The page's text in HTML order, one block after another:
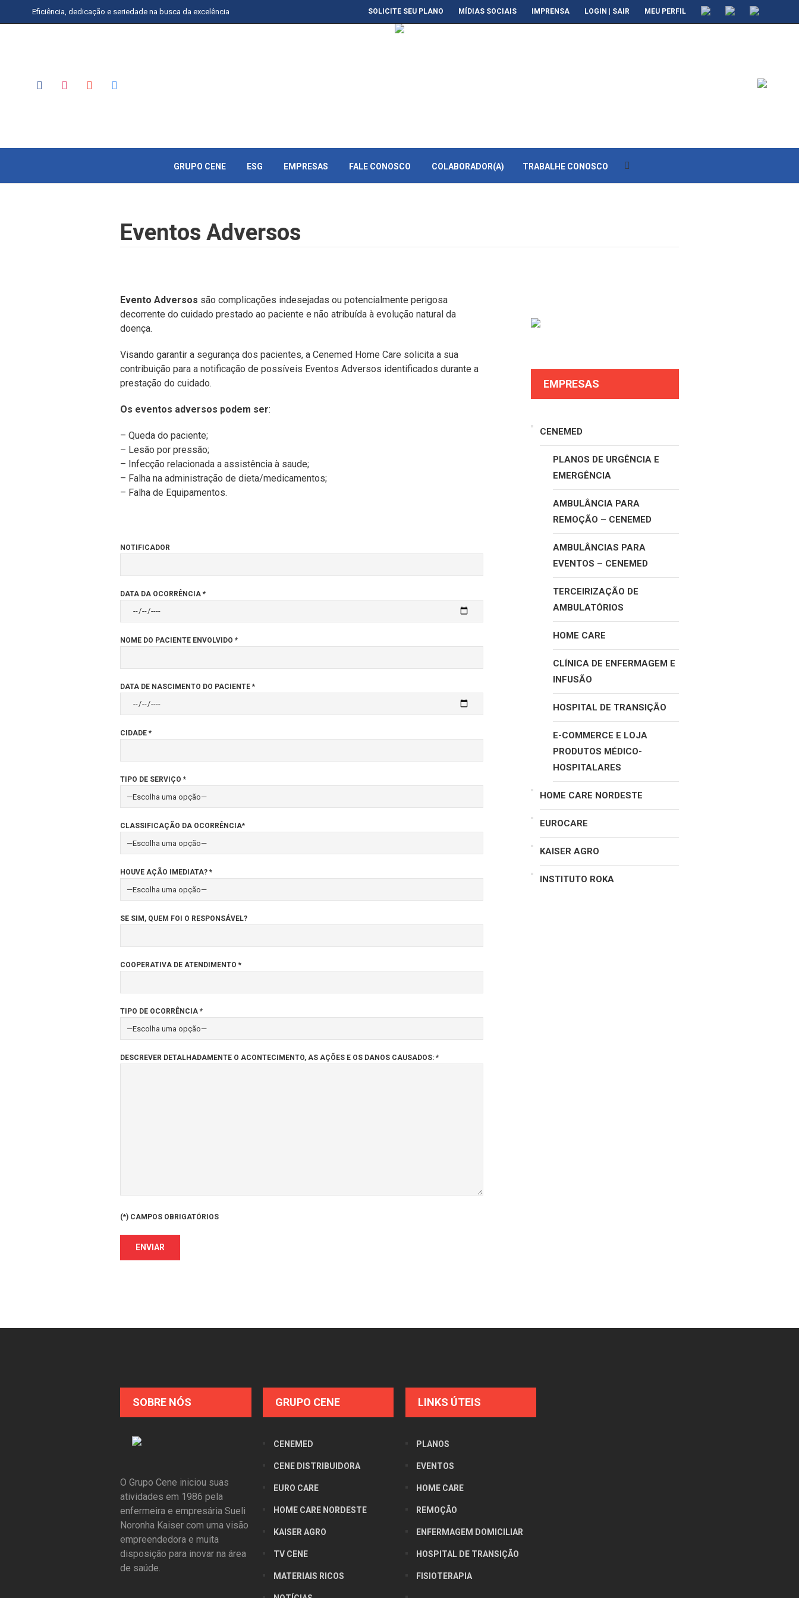
SOLICITE SEU PLANO MÍDIAS SOCIAIS IMPRENSA LOGIN | SAIR MEU PERFIL
Eficiência, dedicação e seriedade na busca da excelência
GRUPO CENE ESG EMPRESAS FALE CONOSCO COLABORADOR(A) TRABALHE CONOSCO
Eventos Adversos
Evento Adversos são complicações indesejadas ou potencialmente perigosa
decorrente do cuidado prestado ao paciente e não atribuída à evolução natural da
doença.
Visando garantir a segurança dos pacientes, a Cenemed Home Care solicita a sua
contribuição para a notificação de possíveis Eventos Adversos identificados durante a
prestação do cuidado.
Os eventos adversos podem ser:
– Queda do paciente;
– Lesão por pressão;
– Infecção relacionada a assistência à saude;
– Falha na administração de dieta/medicamentos;
– Falha de Equipamentos.
NOTIFICADOR
DATA DA OCORRÊNCIA *
NOME DO PACIENTE ENVOLVIDO *
DATA DE NASCIMENTO DO PACIENTE *
CIDADE *
TIPO DE SERVIÇO *
CLASSIFICAÇÃO DA OCORRÊNCIA*
HOUVE AÇÃO IMEDIATA? *
SE SIM, QUEM FOI O RESPONSÁVEL?
COOPERATIVA DE ATENDIMENTO *
TIPO DE OCORRÊNCIA *
DESCREVER DETALHADAMENTE O ACONTECIMENTO, AS AÇÕES E OS DANOS CAUSADOS: *
(*) CAMPOS OBRIGATÓRIOS
EMPRESAS
CENEMED
PLANOS DE URGÊNCIA E
EMERGÊNCIA
AMBULÂNCIA PARA
REMOÇÃO – CENEMED
AMBULÂNCIAS PARA
EVENTOS – CENEMED
TERCEIRIZAÇÃO DE
AMBULATÓRIOS
HOME CARE
CLÍNICA DE ENFERMAGEM E
INFUSÃO
HOSPITAL DE TRANSIÇÃO
E-COMMERCE E LOJA
PRODUTOS MÉDICO-
HOSPITALARES
HOME CARE NORDESTE
EUROCARE
KAISER AGRO
INSTITUTO ROKA
SOBRE NÓS
O Grupo Cene iniciou suas
atividades em 1986 pela
enfermeira e empresária Sueli
Noronha Kaiser com uma visão
empreendedora e muita
disposição para inovar na área
de saúde.
GRUPO CENE
CENEMED
CENE DISTRIBUIDORA
EURO CARE
HOME CARE NORDESTE
KAISER AGRO
TV CENE
MATERIAIS RICOS
LINKS ÚTEIS
PLANOS
EVENTOS
HOME CARE
REMOÇÃO
ENFERMAGEM DOMICILIAR
HOSPITAL DE TRANSIÇÃO
FISIOTERAPIA